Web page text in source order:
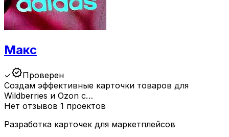
Макс
✓verifiedПроверен
Создам эффективные карточки товаров для
Wildberries и Ozon с…
Нет отзывов 1 проектов
Разработка карточек для маркетплейсов